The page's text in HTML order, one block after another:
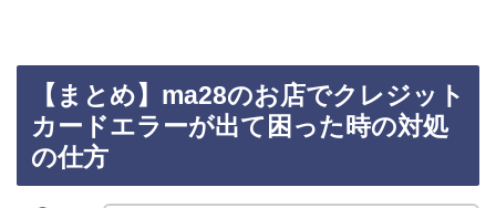
【まとめ】ma28のお店でクレジット
カードエラーが出て困った時の対処
の仕方